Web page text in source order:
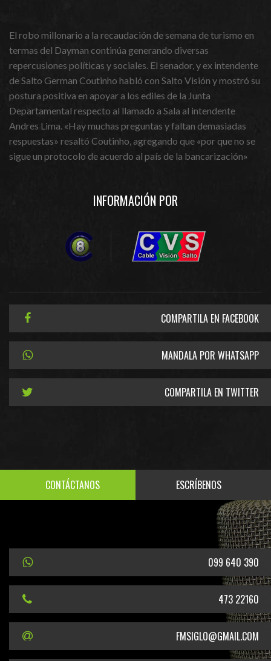
El robo millonario a la recaudación de semana de turismo en
termas del Dayman continúa generando diversas
repercusiones políticas y sociales. El senador, y ex intendente
de Salto German Coutinho habló con Salto Visión y mostró su
postura positiva en apoyar a los ediles de la Junta
Departamental respecto al llamado a Sala al intendente
Andres Lima. «Hay muchas preguntas y faltan demasiadas
respuestas» resaltó Coutinho, agregando que «por que no se
sigue un protocolo de acuerdo al país de la bancarización»
INFORMACIÓN POR
COMPARTILA EN FACEBOOK
MANDALA POR WHATSAPP
COMPARTILA EN TWITTER
CONTÁCTANOS ESCRÍBENOS
099 640 390
473 22160
FMSIGLO@GMAIL.COM